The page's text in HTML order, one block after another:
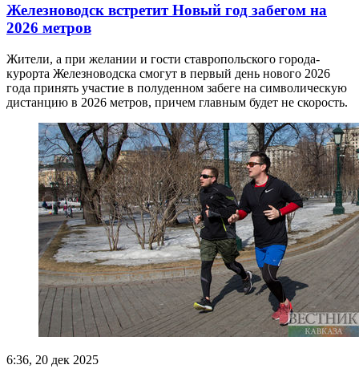
Железноводск встретит Новый год забегом на
2026 метров
Жители, а при желании и гости ставропольского города-
курорта Железноводска смогут в первый день нового 2026
года принять участие в полуденном забеге на символическую
дистанцию в 2026 метров, причем главным будет не скорость.
6:36, 20 дек 2025